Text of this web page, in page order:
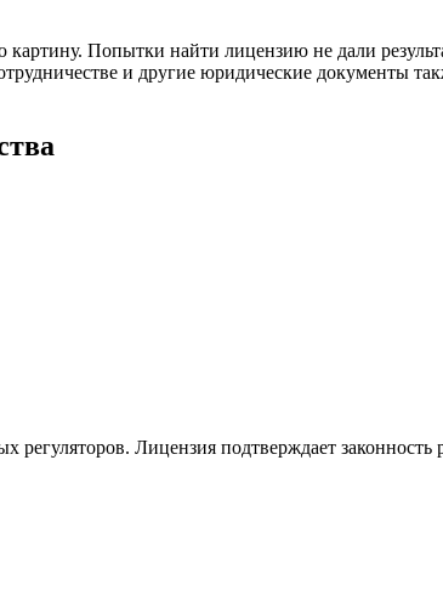
Попытки найти лицензию не дали
и другие юридические документы
регуляторов. Лицензия подтверждает